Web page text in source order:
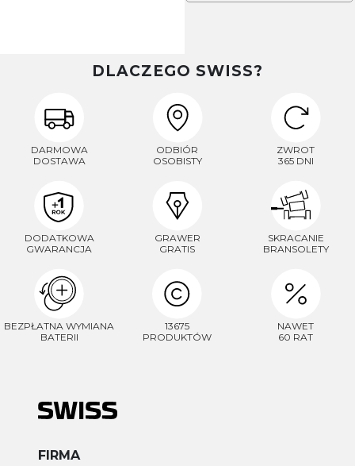
DLACZEGO SWISS?
DARMOWA
DOSTAWA
ODBIÓR
OSOBISTY
ZWROT
365 DNI
DODATKOWA
GWARANCJA
GRAWER
GRATIS
SKRACANIE
BRANSOLETY
BEZPŁATNA WYMIANA
BATERII
13675
PRODUKTÓW
NAWET
60 RAT
FIRMA